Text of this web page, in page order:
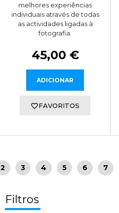
Filtros
melhores experiências
individuais através de todas
as actividades ligadas à
fotografia.
45,00 €
ADICIONAR
FAVORITOS
2 3 4 5 6 7